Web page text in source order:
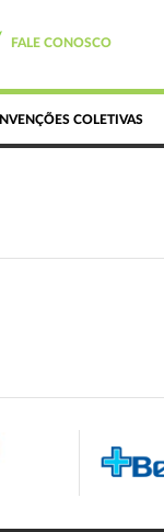
FALE CONOSCO
COLETIVAS